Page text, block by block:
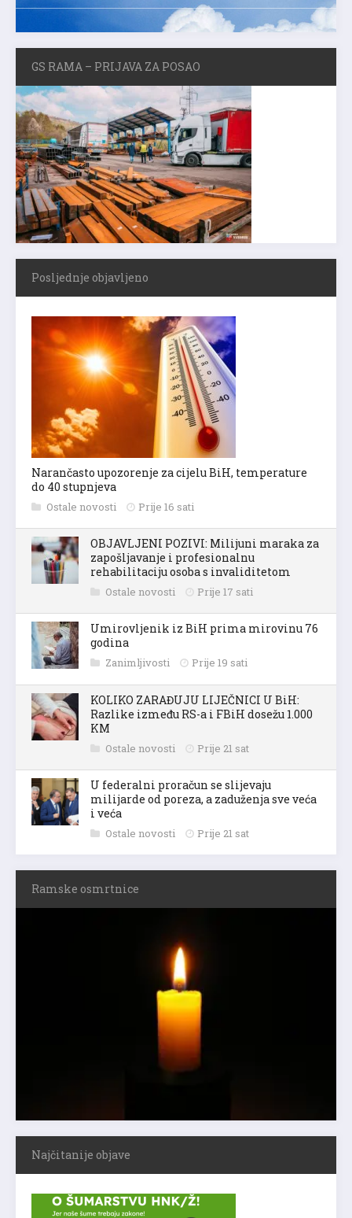
GS RAMA – PRIJAVA ZA POSAO
Posljednje objavljeno
Narančasto upozorenje za cijelu BiH, temperature
do 40 stupnjeva
Ostale novosti Prije 16 sati
OBJAVLJENI POZIVI: Milijuni maraka za
zapošljavanje i profesionalnu
rehabilitaciju osoba s invaliditetom
Ostale novosti Prije 17 sati
Umirovljenik iz BiH prima mirovinu 76
godina
Zanimljivosti Prije 19 sati
KOLIKO ZARAĐUJU LIJEČNICI U BiH:
Razlike između RS-a i FBiH dosežu 1.000
KM
Ostale novosti Prije 21 sat
U federalni proračun se slijevaju
milijarde od poreza, a zaduženja sve veća
i veća
Ostale novosti Prije 21 sat
Ramske osmrtnice
Najčitanije objave